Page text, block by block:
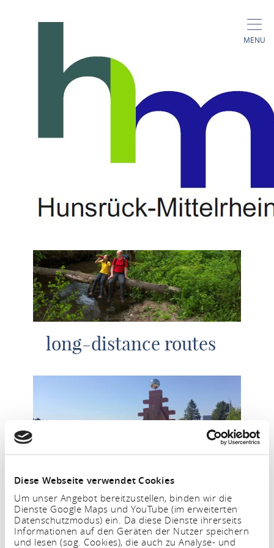
Diese Webseite verwendet Cookies
Um unser Angebot bereitzustellen, binden wir die
Dienste Google Maps und YouTube (im erweiterten
Datenschutzmodus) ein. Da diese Dienste ihrerseits
Informationen auf den Geräten der Nutzer speichern
und lesen (sog. Cookies), die auch zu Analyse- und
MENU
Premium trails
long-distance routes
Theme trails